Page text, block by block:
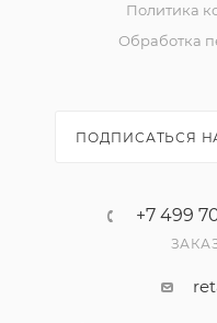
Политика
Обработка
ПОДПИСАТЬСЯ
+7 499